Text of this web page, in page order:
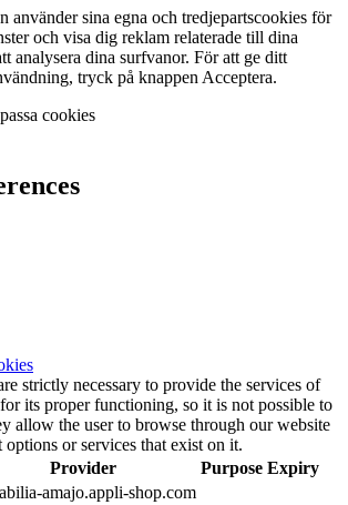
använder sina egna och tredjepartscookies för
och visa dig reklam relaterade till dina
analysera dina surfvanor. För att ge ditt
tryck på knappen Acceptera.
cookies
strictly necessary to provide the services of
its proper functioning, so it is not possible to
allow the user to browse through our website
options or services that exist on it.
Provider Purpose Expiry
amajo.appli-shop.com